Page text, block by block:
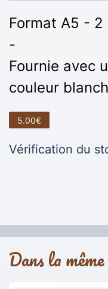
Format A5 -
-
Fournie avec
couleur
5.00€
Vérification du
Dans la